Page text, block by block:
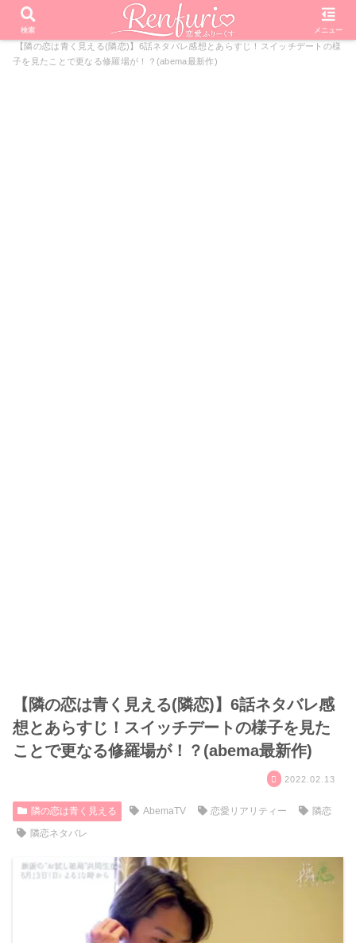
PR
ホーム 恋愛リアリティーショー
隣の恋は青く見える
【隣の恋は青く見える(隣恋)】6話ネタバレ感想とあらすじ！スイッチデートの様
子を見たことで更なる修羅場が！？(abema最新作)
【隣の恋は青く見える(隣恋)】6話ネタバレ感
想とあらすじ！スイッチデートの様子を見た
ことで更なる修羅場が！？(abema最新作)
2022.02.13
隣の恋は青く見える AbemaTV 恋愛リアリティー
隣恋
隣恋ネタバレ
検索 メニュー